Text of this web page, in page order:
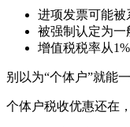
进项发票可能被
被强制认定为一
增值税税率从
别以为“个体户”就能
个体户税收优惠还在